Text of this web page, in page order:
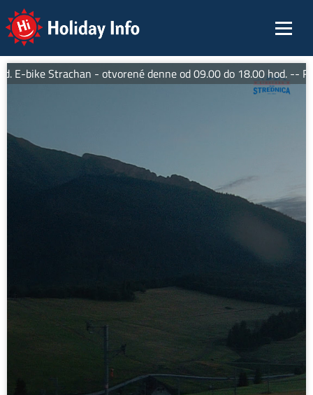
Holiday Info
bike Strachan - otvorené denne od 09.00 do 18.00 hod. --